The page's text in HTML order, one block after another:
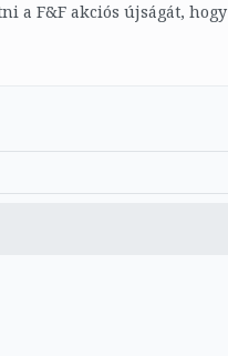
a F&F akciós újságát,